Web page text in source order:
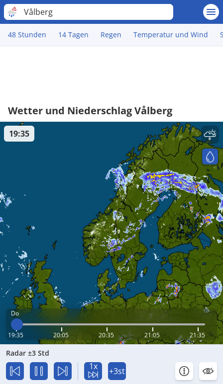
Vålberg
48 Stunden 14 Tagen Regen Temperatur und Wind
Wetter und Niederschlag Vålberg
Do
19:35 20:05 20:35 21:05 21:35
19:35
Radar ±3 Std
1x +3st